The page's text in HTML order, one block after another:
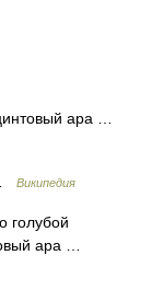
ара …
Википедия
голубой
ара …